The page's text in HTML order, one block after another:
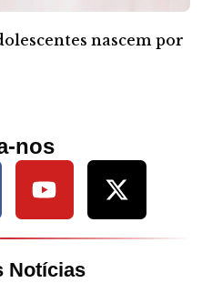
nascem por
nos
Notícias